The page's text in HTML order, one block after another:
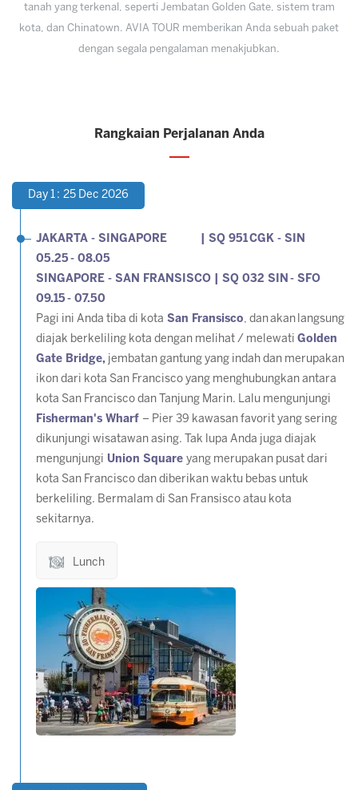
tanah yang terkenal, seperti Jembatan Golden Gate, sistem tram
kota, dan Chinatown. AVIA TOUR memberikan Anda sebuah paket
dengan segala pengalaman menakjubkan.
Rangkaian Perjalanan Anda
Day 1 : 25 Dec 2026
JAKARTA - SINGAPORE | SQ 951 CGK - SIN
05.25 - 08.05
SINGAPORE - SAN FRANSISCO | SQ 032 SIN - SFO
09.15 - 07.50
Pagi ini Anda tiba di kota San Fransisco, dan akan langsung
diajak berkeliling kota dengan melihat / melewati Golden
Gate Bridge, jembatan gantung yang indah dan merupakan
ikon dari kota San Francisco yang menghubungkan antara
kota San Francisco dan Tanjung Marin. Lalu mengunjungi
Fisherman's Wharf – Pier 39 kawasan favorit yang sering
dikunjungi wisatawan asing. Tak lupa Anda juga diajak
mengunjungi Union Square yang merupakan pusat dari
kota San Francisco dan diberikan waktu bebas untuk
berkeliling. Bermalam di San Fransisco atau kota
sekitarnya.
Lunch